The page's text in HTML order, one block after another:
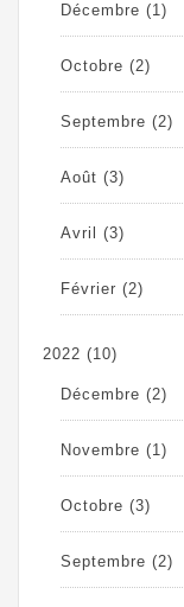
Décembre (1)
Octobre (2)
Septembre (2)
Août (3)
Avril (3)
Février (2)
2022 (10)
Décembre (2)
Novembre (1)
Octobre (3)
Septembre (2)